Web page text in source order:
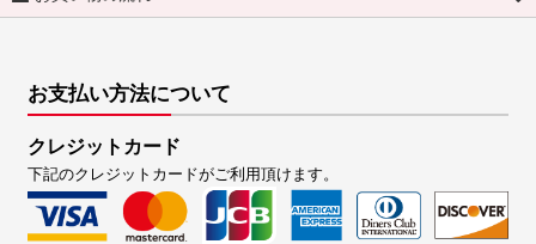
お支払い方法について
クレジットカード
下記のクレジットカードがご利用頂けます。